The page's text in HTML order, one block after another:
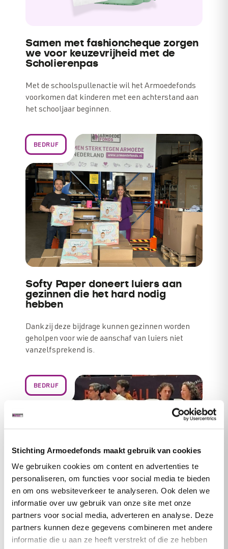
Stichting Armoedefonds maakt gebruik van cookies
We gebruiken cookies om content en advertenties te
personaliseren, om functies voor social media te bieden
en om ons websiteverkeer te analyseren. Ook delen we
informatie over uw gebruik van onze site met onze
partners voor social media, adverteren en analyse. Deze
partners kunnen deze gegevens combineren met andere
informatie die u aan ze heeft verstrekt of die ze hebben
Samen met fashioncheque zorgen
we voor keuzevrijheid met de
Scholierenpas
Met de schoolspullenactie wil het Armoedefonds
voorkomen dat kinderen met een achterstand aan
het schooljaar beginnen.
Softy Paper doneert luiers aan
gezinnen die het hard nodig
hebben
BEDRIJF
Dankzij deze bijdrage kunnen gezinnen worden
geholpen voor wie de aanschaf van luiers niet
vanzelfsprekend is.
Bezorg mensen in armoede een
onvergetelijke dag
BEDRIJF